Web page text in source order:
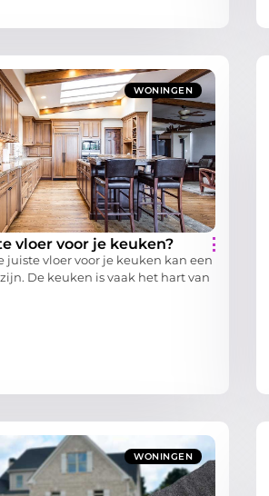
WONINGEN
vloer voor je keuken?
juiste vloer voor je keuken kan een
De keuken is vaak het hart van
WONINGEN